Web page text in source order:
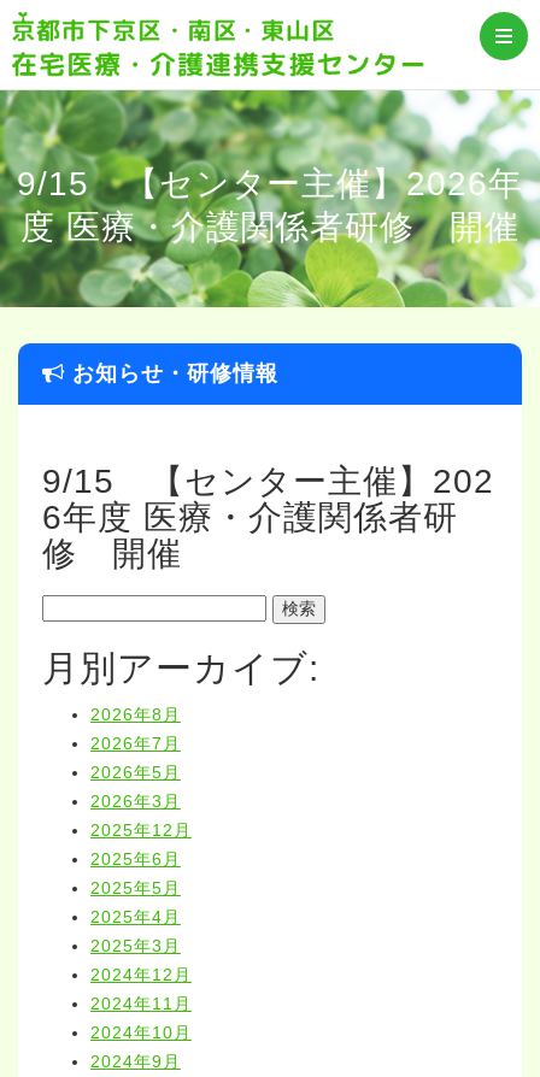
9/15 【センター主催】2026年
度 医療・介護関係者研修 開催
お知らせ・研修情報
9/15 【センター主催】202
6年度 医療・介護関係者研
修 開催
月別アーカイブ:
2026年8月
2026年7月
2026年5月
2026年3月
2025年12月
2025年6月
2025年5月
2025年4月
2025年3月
2024年12月
2024年11月
2024年10月
2024年9月